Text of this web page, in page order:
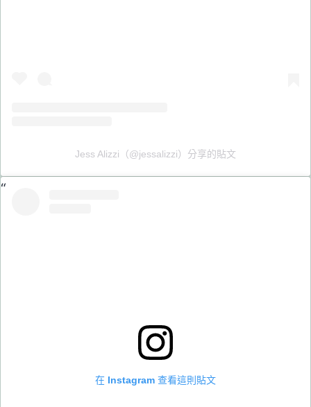
Jess Alizzi（@jessalizzi）分享的貼文
在 Instagram 查看這則貼文